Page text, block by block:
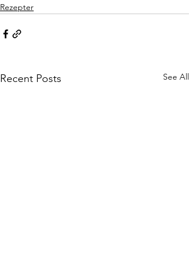
Rezepter
Recent Posts See All